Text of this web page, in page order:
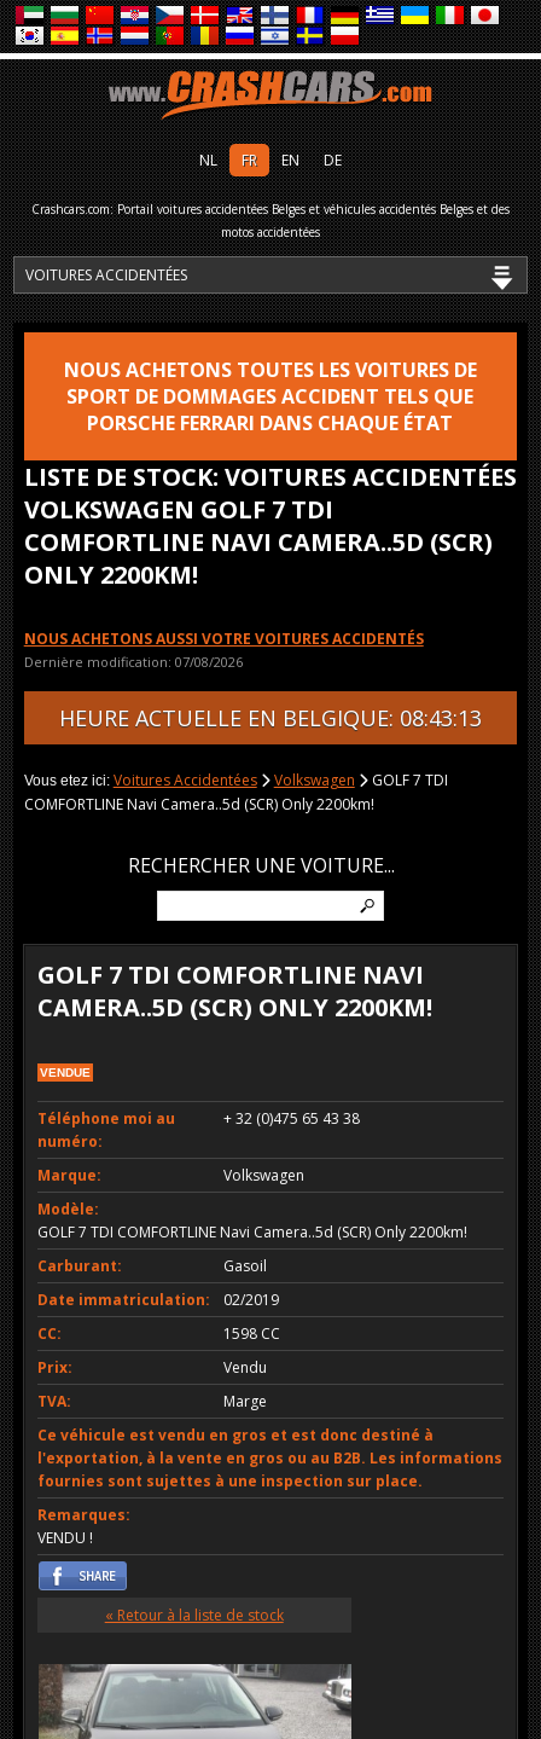
NL FR EN DE
Crashcars.com: Portail voitures accidentées Belges et véhicules accidentés Belges et des
motos accidentées
LISTE DE STOCK: VOITURES ACCIDENTÉES
VOLKSWAGEN GOLF 7 TDI
COMFORTLINE NAVI CAMERA..5D (SCR)
ONLY 2200KM!
NOUS ACHETONS TOUTES LES VOITURES DE
SPORT DE DOMMAGES ACCIDENT TELS QUE
PORSCHE FERRARI DANS CHAQUE ÉTAT
NOUS ACHETONS AUSSI VOTRE VOITURES ACCIDENTÉS
Dernière modification: 07/08/2026
HEURE ACTUELLE EN BELGIQUE: 08:43:13
Vous etez ici: Voitures Accidentées Volkswagen
GOLF 7 TDI
COMFORTLINE Navi Camera..5d (SCR) Only 2200km!
RECHERCHER UNE VOITURE...
GOLF 7 TDI COMFORTLINE NAVI
CAMERA..5D (SCR) ONLY 2200KM!
VENDUE
Téléphone moi au
numéro:
+ 32 (0)475 65 43 38
Marque:
Volkswagen
Modèle:
GOLF 7 TDI COMFORTLINE Navi Camera..5d (SCR) Only 2200km!
Carburant:
Gasoil
Date immatriculation:
02/2019
CC:
1598 CC
Prix:
Vendu
TVA:
Marge
Ce véhicule est vendu en gros et est donc destiné à
l'exportation, à la vente en gros ou au B2B. Les informations
fournies sont sujettes à une inspection sur place.
Remarques:
VENDU !
« Retour à la liste de stock